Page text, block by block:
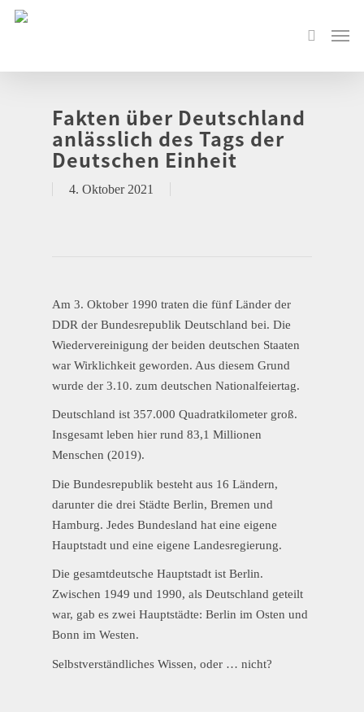
Fakten über Deutschland
anlässlich des Tags der
Deutschen Einheit
4. Oktober 2021
Am 3. Oktober 1990 traten die fünf Länder der
DDR der Bundesrepublik Deutschland bei. Die
Wiedervereinigung der beiden deutschen Staaten
war Wirklichkeit geworden. Aus diesem Grund
wurde der 3.10. zum deutschen Nationalfeiertag.
Deutschland ist 357.000 Quadratkilometer groß.
Insgesamt leben hier rund 83,1 Millionen
Menschen (2019).
Die Bundesrepublik besteht aus 16 Ländern,
darunter die drei Städte Berlin, Bremen und
Hamburg. Jedes Bundesland hat eine eigene
Hauptstadt und eine eigene Landesregierung.
Die gesamtdeutsche Hauptstadt ist Berlin.
Zwischen 1949 und 1990, als Deutschland geteilt
war, gab es zwei Hauptstädte: Berlin im Osten und
Bonn im Westen.
Selbstverständliches Wissen, oder … nicht?